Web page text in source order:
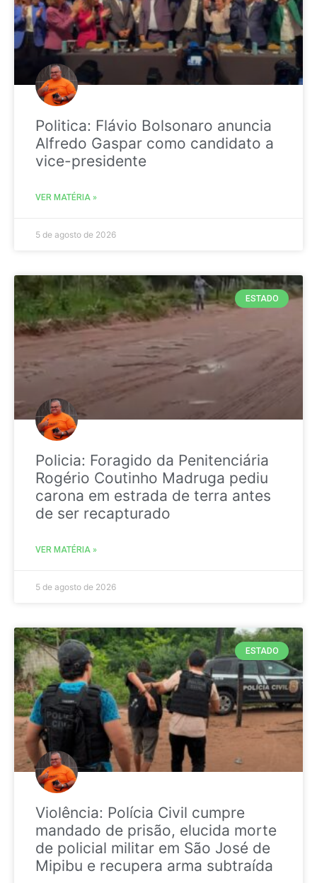
Politica: Flávio Bolsonaro anuncia
Alfredo Gaspar como candidato a
vice-presidente
VER MATÉRIA »
5 de agosto de 2026
ESTADO
Policia: Foragido da Penitenciária
Rogério Coutinho Madruga pediu
carona em estrada de terra antes
de ser recapturado
VER MATÉRIA »
5 de agosto de 2026
ESTADO
Violência: Polícia Civil cumpre
mandado de prisão, elucida morte
de policial militar em São José de
Mipibu e recupera arma subtraída